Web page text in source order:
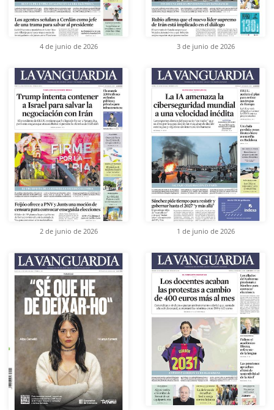
4 de junio de 2026 3 de junio de 2026
2 de junio de 2026 1 de junio de 2026